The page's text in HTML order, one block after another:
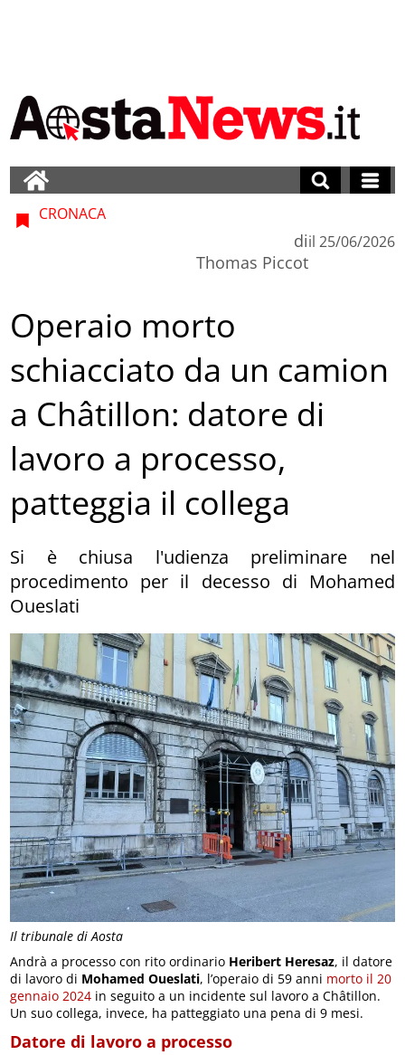
Il tribunale di Aosta
CRONACA
di
Thomas Piccot
il 25/06/2026
Operaio morto
schiacciato da un camion
a Châtillon: datore di
lavoro a processo,
patteggia il collega
Si è chiusa l'udienza preliminare nel
procedimento per il decesso di Mohamed
Oueslati
Andrà a processo con rito ordinario Heribert Heresaz, il datore
di lavoro di Mohamed Oueslati, l’operaio di 59 anni morto il 20
gennaio 2024 in seguito a un incidente sul lavoro a Châtillon.
Un suo collega, invece, ha patteggiato una pena di 9 mesi.
Datore di lavoro a processo